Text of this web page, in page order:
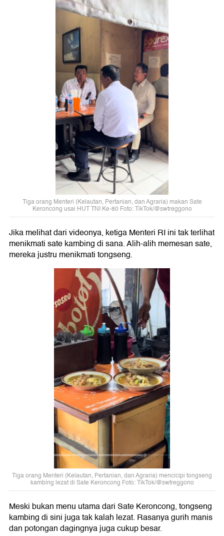
Tiga orang Menteri (Kelautan, Pertanian, dan Agraria) makan Sate
Keroncong usai HUT TNI Ke-80 Foto: TikTok/@swtreggono
Jika melihat dari videonya, ketiga Menteri RI ini tak terlihat
menikmati sate kambing di sana. Alih-alih memesan sate,
mereka justru menikmati tongseng.
Tiga orang Menteri (Kelautan, Pertanian, dan Agraria) mencicipi tongseng
kambing lezat di Sate Keroncong Foto: TikTok/@swtreggono
Meski bukan menu utama dari Sate Keroncong, tongseng
kambing di sini juga tak kalah lezat. Rasanya gurih manis
dan potongan dagingnya juga cukup besar.